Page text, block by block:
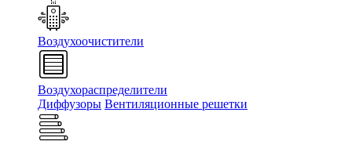
Воздухоочистители
Воздухораспределители
Диффузоры Вентиляционные решетки